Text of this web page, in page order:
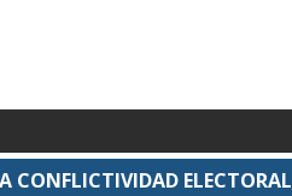
CONFLICTIVIDAD ELECTORAL